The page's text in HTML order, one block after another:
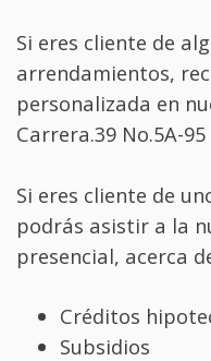
Si eres cliente de
arrendamientos,
personalizada en
Carrera.39 No.5A-
Si eres cliente de
podrás asistir a la
presencial, acerca
Créditos
Subsidios